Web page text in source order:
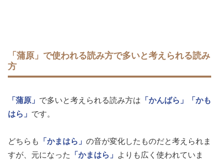
「蒲原」で使われる読み方で多いと考えられる読み
方
「蒲原」 で多いと考えられる読み方は 「かんばら」
「かも
はら」 です。
どちらも 「かまはら」 の音が変化したものだと考えられま
すが、元になった
「かまはら」
よりも広く使われていま